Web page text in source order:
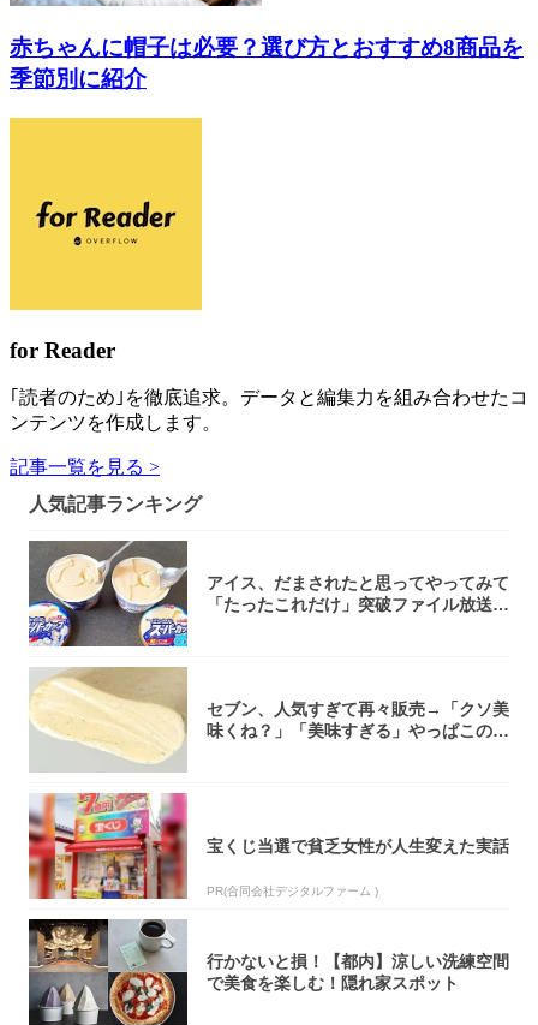
赤ちゃんに帽子は必要？選び方とおすすめ8商品を
季節別に紹介
for Reader
｢読者のため｣を徹底追求。データと編集力を組み合わせたコ
ンテンツを作成します。
記事一覧を見る >
人気記事ランキング
アイス、だまされたと思ってやってみて
「たったこれだけ」突破ファイル放送で
セブン、人気すぎて再々販売→「クソ美
味くね？」「美味すぎる」やっぱこのク
宝くじ当選で貧乏女性が人生変えた実話
PR(合同会社デジタルファーム )
行かないと損！【都内】涼しい洗練空間
で美食を楽しむ！隠れ家スポット